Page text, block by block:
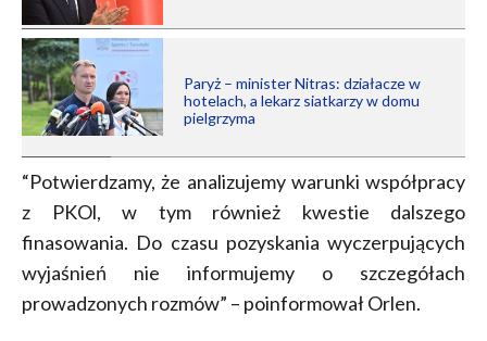
Paryż – minister Nitras: działacze w
hotelach, a lekarz siatkarzy w domu
pielgrzyma
“Potwierdzamy, że analizujemy warunki współpracy
z PKOl, w tym również kwestie dalszego
finasowania. Do czasu pozyskania wyczerpujących
wyjaśnień nie informujemy o szczegółach
prowadzonych rozmów” – poinformował Orlen.